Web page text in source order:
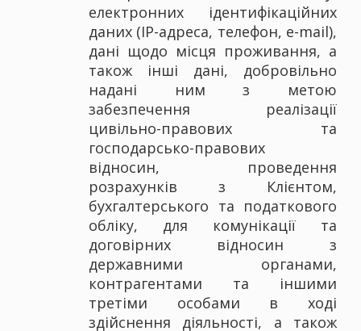
електронних ідентифікаційних
даних (IP-адреса, телефон, e-mail),
дані щодо місця проживання, а
також інші дані, добровільно
надані ним з метою
забезпечення реалізації
цивільно-правових та
господарсько-правових
відносин, проведення
розрахунків з Клієнтом,
бухгалтерського та податкового
обліку, для комунікації та
договірних відносин з
державними органами,
контрагентами та іншими
третіми особами в ході
здійснення діяльності, а також